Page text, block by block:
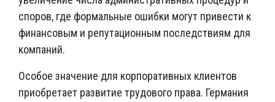
споров, где формальные ошибки могут привести к
финансовым и репутационным последствиям для
компаний.
Особое значение для корпоративных клиентов
приобретает развитие трудового права. Германия